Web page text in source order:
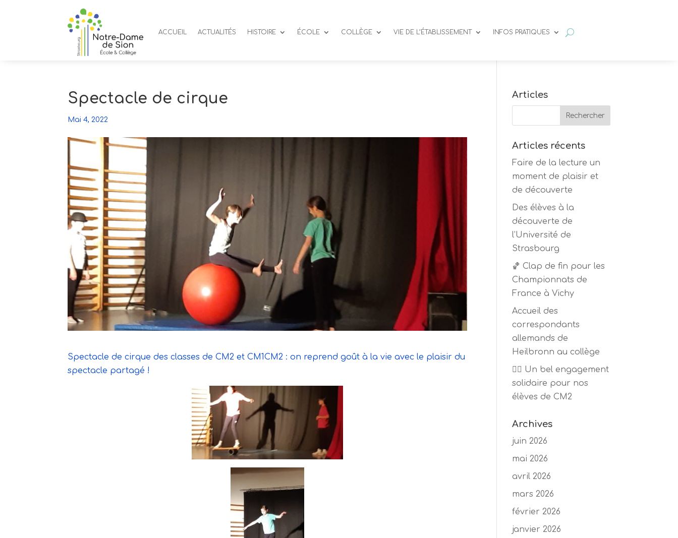
ACCUEIL ACTUALITÉS HISTOIRE ÉCOLE COLLÈGE VIE DE L’ÉTABLISSEMENT INFOS PRATIQUES
Spectacle de cirque
Mai 4, 2022
Spectacle de cirque des classes de CM2 et CM1CM2 : on reprend goût à la vie avec le plaisir du
spectacle partagé !
Articles
Articles récents
Faire de la lecture un
moment de plaisir et
de découverte
Des élèves à la
découverte de
l’Université de
Strasbourg
🏀 Clap de fin pour les
Championnats de
France à Vichy
Accueil des
correspondants
allemands de
Heilbronn au collège
🏃‍♂️ Un bel engagement
solidaire pour nos
élèves de CM2
Archives
juin 2026
mai 2026
avril 2026
mars 2026
février 2026
janvier 2026